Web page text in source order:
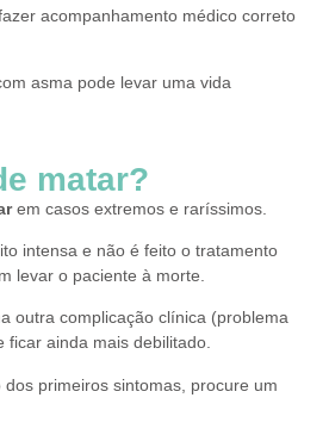
acompanhamento médico correto
asma pode levar uma vida
matar?
em casos extremos e raríssimos.
intensa e não é feito o tratamento
levar o paciente à morte.
outra complicação clínica (problema
ficar ainda mais debilitado.
primeiros sintomas, procure um